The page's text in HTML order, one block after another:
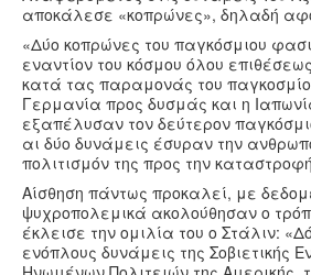
αποκάλεσε «κοπρώνες», δηλαδή
«Δύο κοπρώνες του παγκόσμιου
εναντίον του κόσμου όλου
κατά τας παραμονάς του
Γερμανία προς δυσμάς και η
εξαπέλυσαν τον δεύτερον
αι δύο δυνάμεις έσυραν την
πολιτισμόν της προς την
Αίσθηση πάντως προκαλεί, με
ψυχροπολεμικά ακολούθησαν ο
έκλεισε την ομιλία του ο Στάλιν:
ενόπλους δυνάμεις της Σοβιετικής